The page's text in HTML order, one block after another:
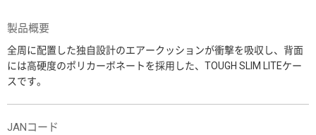
製品概要
全周に配置した独自設計のエアークッションが衝撃を吸収し、背面
には高硬度のポリカーボネートを採用した、TOUGH SLIM LITEケー
スです。
JANコード